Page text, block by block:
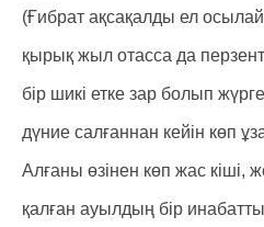
(Ғибрат ақсақалды ел
қырық жыл отасса да
бір шикі етке зар болып
дүние салғаннан кейін көп
Алғаны өзінен көп жас кіші,
қалған ауылдың бір